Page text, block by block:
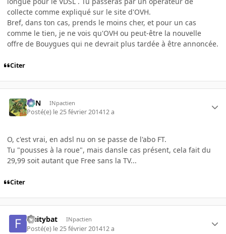
collecte comme expliqué sur le site d'OVH.
Bref, dans ton cas, prends le moins cher, et pour un cas
comme le tien, je ne vois qu'OVH ou peut-être la nouvelle
offre de Bouygues qui ne devrait plus tardée à être annoncée.
Citer
RFN INpactien
Posté(e) le 25 février 201412 a
O, c'est vrai, en adsl nu on se passe de l'abo FT.
Tu "pousses à la roue", mais dansle cas présent, cela fait du
29,99 soit autant que Free sans la TV...
Citer
fruitybat INpactien
Posté(e) le 25 février 201412 a